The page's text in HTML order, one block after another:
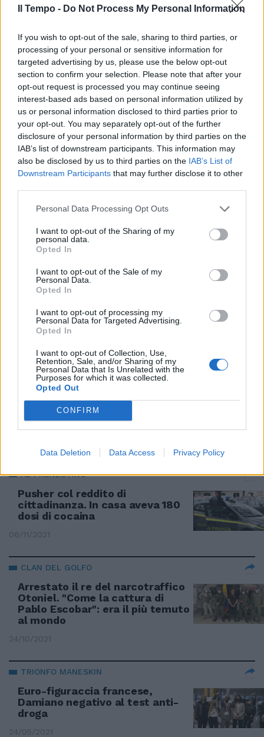
Il Tempo - Do Not Process My Personal Information
If you wish to opt-out of the sale, sharing to third parties, or
processing of your personal or sensitive information for
targeted advertising by us, please use the below opt-out
section to confirm your selection. Please note that after your
opt-out request is processed you may continue seeing
interest-based ads based on personal information utilized by
us or personal information disclosed to third parties prior to
your opt-out. You may separately opt-out of the further
disclosure of your personal information by third parties on the
IAB’s list of downstream participants. This information may
also be disclosed by us to third parties on the IAB’s List of
Downstream Participants that may further disclose it to other
Personal Data Processing Opt Outs
I want to opt-out of the Sharing of my
personal data.
Opted In
I want to opt-out of the Sale of my
Personal Data.
Opted In
I want to opt-out of processing my
Personal Data for Targeted Advertising.
Opted In
I want to opt-out of Collection, Use,
Retention, Sale, and/or Sharing of my
Personal Data that Is Unrelated with the
Purposes for which it was collected.
Opted Out
CONFIRM
Data Deletion Data Access Privacy Policy
Il superlatitante della
Ndrangheta estradato: a Roma il
re della cocaina
07/07/2022
TERAPIA INTENSIVA
Lesioni cerebrali e positiva alla
cocaina: bimba di 6 mesi in
ospedale da giorni
27/05/2022
TOR BELLA MONACA
Hashish, cocaina e eroina,
pusher condannati a 150 anni di
galera
Al porto di Olbia con il camper
carico di cocaina: sequestro
04/04/2022
REGINA COELI
Porta al detenuto i pantaloni
con "sorpresa", arrestata donna
AL PRENESTINO
Pusher col reddito di
cittadinanza. In casa aveva 180
dosi di cocaina
06/11/2021
CLAN DEL GOLFO
Arrestato il re del narcotraffico
Otoniel. "Come la cattura di
Pablo Escobar": era il più temuto
al mondo
24/10/2021
TRIONFO MANESKIN
Euro-figuraccia francese,
Damiano negativo al test anti-
droga
24/05/2021